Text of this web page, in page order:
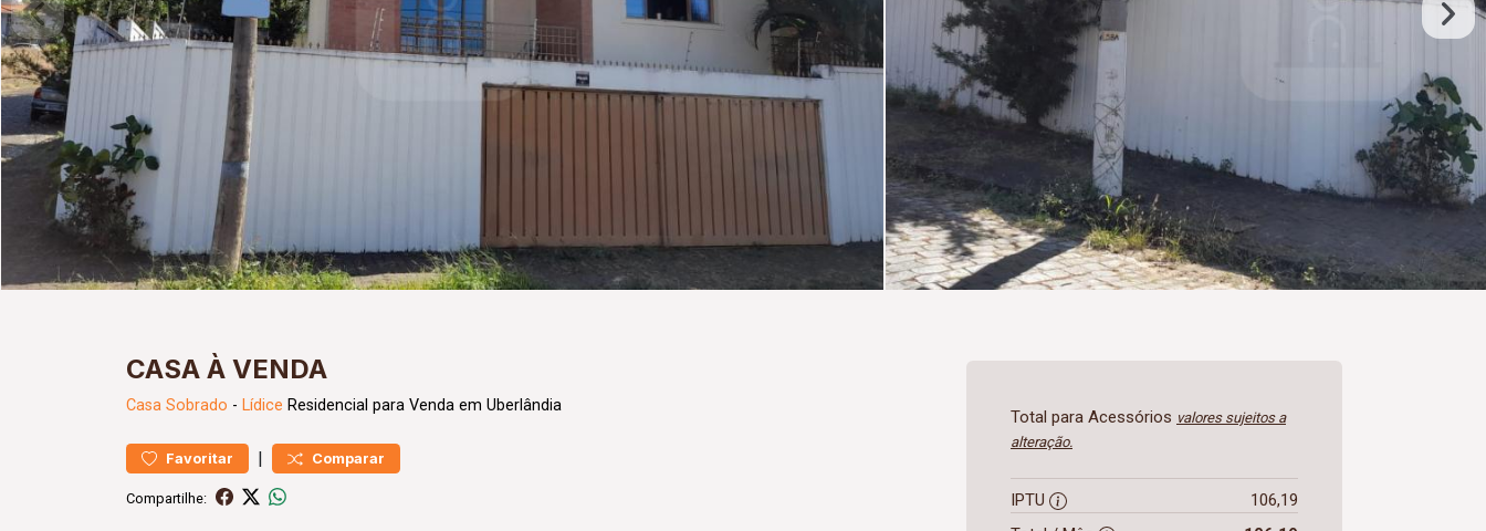
CASA À VENDA
Casa Sobrado - Lídice Residencial para Venda em Uberlândia
Favoritar | Comparar
Compartilhe:
Total para Acessórios valores sujeitos a
alteração.
IPTU
106,19